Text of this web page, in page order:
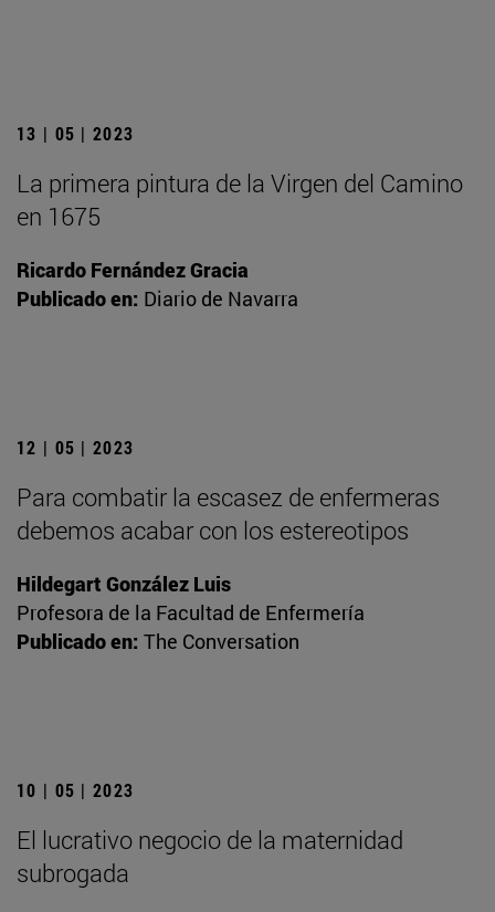
13 | 05 | 2023
La primera pintura de la Virgen del Camino
en 1675
Ricardo Fernández Gracia
Publicado en: Diario de Navarra
12 | 05 | 2023
Para combatir la escasez de enfermeras
debemos acabar con los estereotipos
Hildegart González Luis
Profesora de la Facultad de Enfermería
Publicado en: The Conversation
10 | 05 | 2023
El lucrativo negocio de la maternidad
subrogada